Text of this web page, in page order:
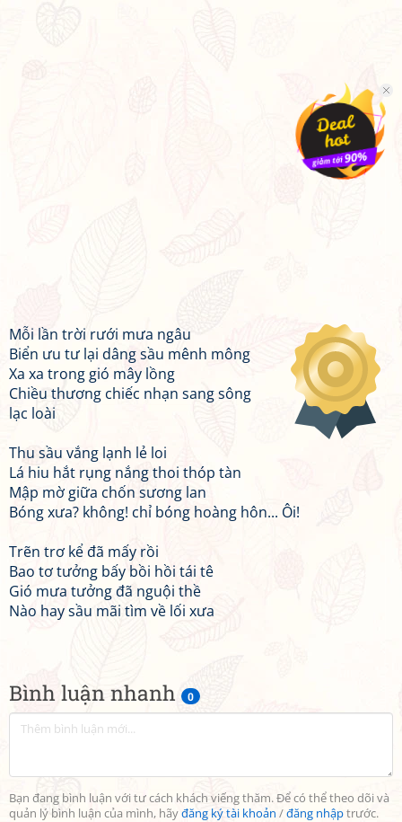
Bình luận nhanh 0
Bạn đang bình luận với tư cách khách viếng thăm. Để có thể theo dõi và
quản lý bình luận của mình, hãyđăng ký tài khoản /đăng nhậptrước.
Mỗi lần trời rưới mưa ngâu
Biển ưu tư lại dâng sầu mênh mông
Xa xa trong gió mây lồng
Chiều thương chiếc nhạn sang sông
lạc loài
Thu sầu vắng lạnh lẻ loi
Lá hiu hắt rụng nắng thoi thóp tàn
Mập mờ giữa chốn sương lan
Bóng xưa? không! chỉ bóng hoàng hôn... Ôi!
Trẽn trơ kể đã mấy rồi
Bao tơ tưởng bấy bồi hồi tái tê
Gió mưa tưởng đã nguội thề
Nào hay sầu mãi tìm về lối xưa